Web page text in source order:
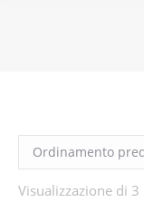
Visualizzazione di